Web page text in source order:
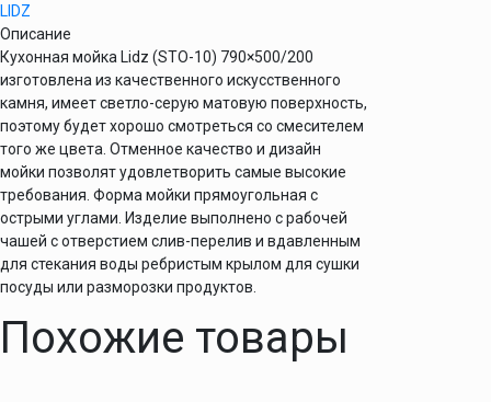
LIDZ
Описание
Кухонная мойка Lidz (STO-10) 790×500/200
изготовлена из качественного искусственного
камня, имеет светло-серую матовую поверхность,
поэтому будет хорошо смотреться со смесителем
того же цвета. Отменное качество и дизайн
мойки позволят удовлетворить самые высокие
требования. Форма мойки прямоугольная с
острыми углами. Изделие выполнено с рабочей
чашей с отверстием слив-перелив и вдавленным
для стекания воды ребристым крылом для сушки
посуды или разморозки продуктов.
Похожие товары